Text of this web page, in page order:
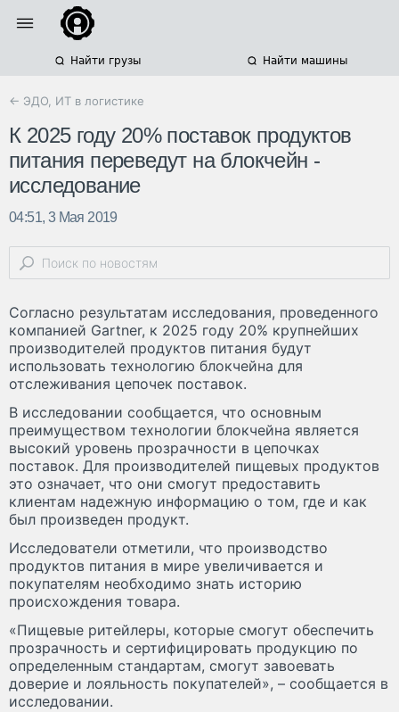
Найти грузы Найти машины
← ЭДО, ИТ в логистике
К 2025 году 20% поставок продуктов
питания переведут на блокчейн -
исследование
04:51, 3 Мая 2019
Согласно результатам исследования, проведенного
компанией Gartner, к 2025 году 20% крупнейших
производителей продуктов питания будут
использовать технологию блокчейна для
отслеживания цепочек поставок.
В исследовании сообщается, что основным
преимуществом технологии блокчейна является
высокий уровень прозрачности в цепочках
поставок. Для производителей пищевых продуктов
это означает, что они смогут предоставить
клиентам надежную информацию о том, где и как
был произведен продукт.
Исследователи отметили, что производство
продуктов питания в мире увеличивается и
покупателям необходимо знать историю
происхождения товара.
«Пищевые ритейлеры, которые смогут обеспечить
прозрачность и сертифицировать продукцию по
определенным стандартам, смогут завоевать
доверие и лояльность покупателей», – сообщается в
исследовании.